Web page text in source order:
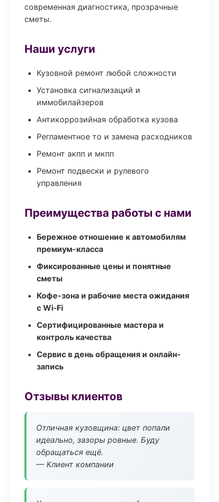
современная диагностика, прозрачные
сметы.
Наши услуги
Кузовной ремонт любой сложности
Установка сигнализаций и
иммобилайзеров
Антикоррозийная обработка кузова
Регламентное то и замена расходников
Ремонт акпп и мкпп
Ремонт подвески и рулевого
управления
Преимущества работы с нами
Бережное отношение к автомобилям
премиум-класса
Фиксированные цены и понятные
сметы
Кофе-зона и рабочие места ожидания
с Wi‑Fi
Сертифицированные мастера и
контроль качества
Сервис в день обращения и онлайн-
запись
Отзывы клиентов
Отличная кузовщина: цвет попали
идеально, зазоры ровные. Буду
обращаться ещё.
— Клиент компании